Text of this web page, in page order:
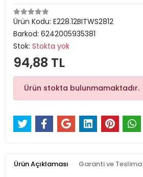
Ürün Kodu: E228.12BITWS2812
Barkod: 6242005935381
Stok: Stokta yok
94,88 TL
Ürün stokta bulunmamaktadır.
Ürün Açıklaması Garanti ve